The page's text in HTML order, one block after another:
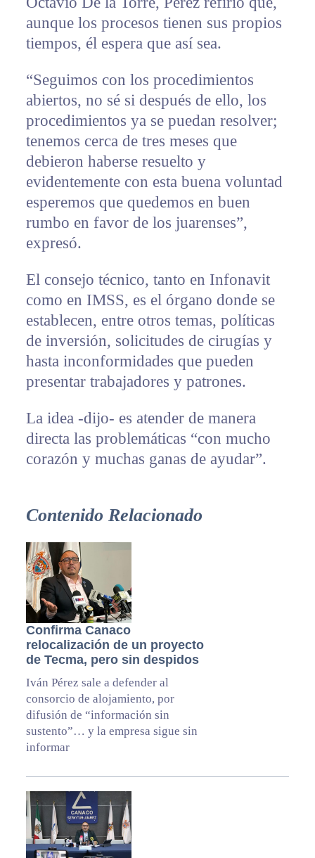
aunque los procesos tienen sus propios
tiempos, él espera que así sea.
“Seguimos con los procedimientos
abiertos, no sé si después de ello, los
procedimientos ya se puedan resolver;
tenemos cerca de tres meses que
debieron haberse resuelto y
evidentemente con esta buena voluntad
esperemos que quedemos en buen
rumbo en favor de los juarenses”,
expresó.
El consejo técnico, tanto en Infonavit
como en IMSS, es el órgano donde se
establecen, entre otros temas, políticas
de inversión, solicitudes de cirugías y
hasta inconformidades que pueden
presentar trabajadores y patrones.
La idea -dijo- es atender de manera
directa las problemáticas “con mucho
corazón y muchas ganas de ayudar”.
Contenido Relacionado
Confirma Canaco
relocalización de un proyecto
de Tecma, pero sin despidos
Iván Pérez sale a defender al
consorcio de alojamiento, por
difusión de “información sin
sustento”… y la empresa sigue sin
informar